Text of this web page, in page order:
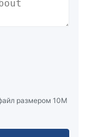
размером 10M